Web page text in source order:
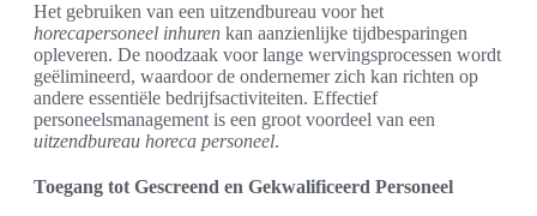
Het gebruiken van een uitzendbureau voor het
horecapersoneel inhuren kan aanzienlijke tijdbesparingen
opleveren. De noodzaak voor lange wervingsprocessen wordt
geëlimineerd, waardoor de ondernemer zich kan richten op
andere essentiële bedrijfsactiviteiten. Effectief
personeelsmanagement is een groot voordeel van een
uitzendbureau horeca personeel.
Toegang tot Gescreend en Gekwalificeerd Personeel